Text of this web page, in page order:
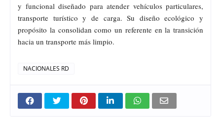
y funcional diseñado para atender vehículos particulares,
transporte turístico y de carga. Su diseño ecológico y
propósito la consolidan como un referente en la transición
hacia un transporte más limpio.
NACIONALES RD